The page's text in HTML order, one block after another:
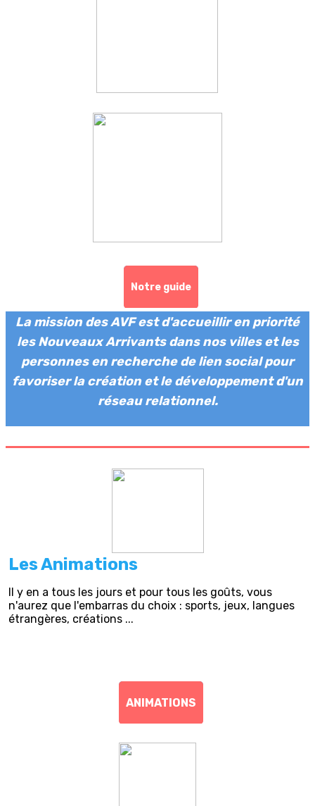
Notre guide
La mission des AVF est d'accueillir en priorité
les Nouveaux Arrivants dans nos villes et les
personnes en recherche de lien social pour
favoriser la création et le développement d'un
réseau relationnel.
Les Animations
Il y en a tous les jours et pour tous les goûts, vous
n'aurez que l'embarras du choix : sports, jeux, langues
étrangères, créations ...
ANIMATIONS